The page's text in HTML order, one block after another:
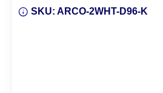
SKU: ARCO-2WHT-D96-K